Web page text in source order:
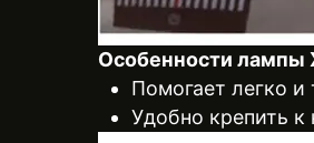
Особенности лампы
Помогает легко
Удобно крепить